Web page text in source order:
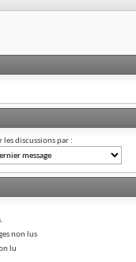
les discussions par :
non lus
lu